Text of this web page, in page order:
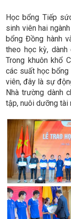
Học bổng Tiếp
sinh viên hai
bổng Đồng hành
theo học kỳ,
Trong khuôn khổ
các suất học
viên, đây là sự
Nhà trường dành
tập, nuôi dưỡng tài